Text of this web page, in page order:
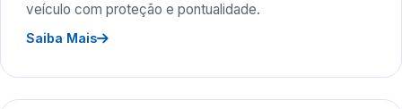
veículo com proteção e pontualidade.
Saiba Mais